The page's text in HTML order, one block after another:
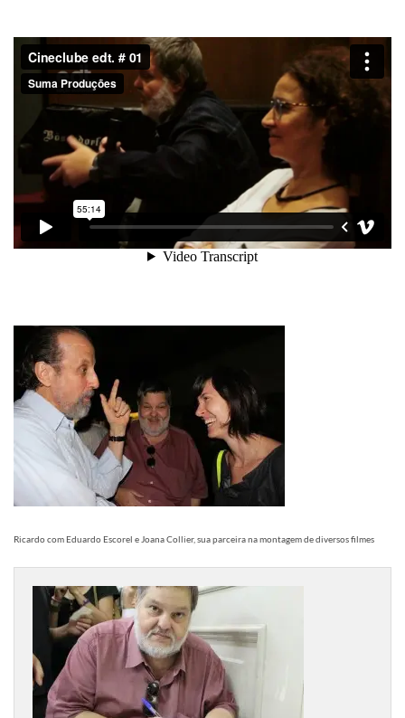
Ricardo com Eduardo Escorel e Joana Collier, sua parceira na montagem de diversos filmes